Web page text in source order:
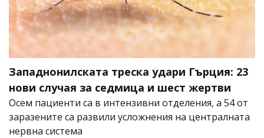
Западнонилската треска удари Гърция: 23
нови случая за седмица и шест жертви
Осем пациенти са в интензивни отделения, а 54 от
заразените са развили усложнения на централната
нервна система